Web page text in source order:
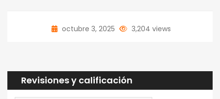
octubre 3, 2025 3,204 views
Revisiones y calificación